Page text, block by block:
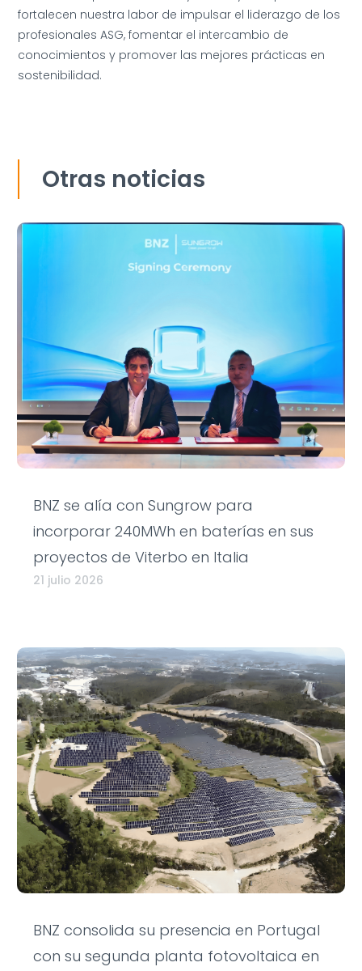
fortalecen nuestra labor de impulsar el liderazgo de los
profesionales ASG, fomentar el intercambio de
conocimientos y promover las mejores prácticas en
sostenibilidad.
Otras noticias
BNZ se alía con Sungrow para
incorporar 240MWh en baterías en sus
proyectos de Viterbo en Italia
21 julio 2026
BNZ consolida su presencia en Portugal
con su segunda planta fotovoltaica en